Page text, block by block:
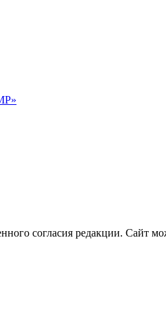
согласия редакции. Сайт